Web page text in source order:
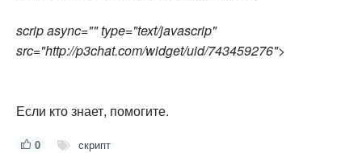
scrip async="" type="text/javascrip"
src="http://p3chat.com/widget/uid/743459276">
Если кто знает, помогите.
0 скрипт